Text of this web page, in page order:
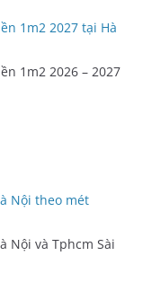
1m2 2027 tại Hà
1m2 2026 – 2027
Nội theo mét
Nội và Tphcm Sài